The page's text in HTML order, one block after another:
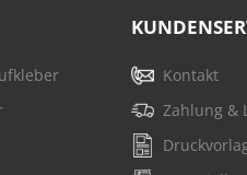
Kontakt
Zahlung &